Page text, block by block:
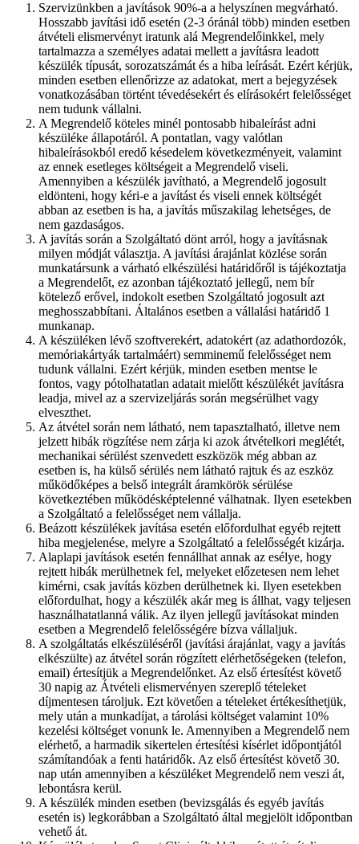
Szervizünkben a javítások 90%-a a helyszínen megvárható.
Hosszabb javítási idő esetén (2-3 óránál több) minden esetben
átvételi elismervényt iratunk alá Megrendelőinkkel, mely
tartalmazza a személyes adatai mellett a javításra leadott
készülék típusát, sorozatszámát és a hiba leírását. Ezért kérjük,
minden esetben ellenőrizze az adatokat, mert a bejegyzések
vonatkozásában történt tévedésekért és elírásokért felelősséget
nem tudunk vállalni.
A Megrendelő köteles minél pontosabb hibaleírást adni
készüléke állapotáról. A pontatlan, vagy valótlan
hibaleírásokból eredő késedelem következményeit, valamint
az ennek esetleges költségeit a Megrendelő viseli.
Amennyiben a készülék javítható, a Megrendelő jogosult
eldönteni, hogy kéri-e a javítást és viseli ennek költségét
abban az esetben is ha, a javítás műszakilag lehetséges, de
nem gazdaságos.
A javítás során a Szolgáltató dönt arról, hogy a javításnak
milyen módját választja. A javítási árajánlat közlése során
munkatársunk a várható elkészülési határidőről is tájékoztatja
a Megrendelőt, ez azonban tájékoztató jellegű, nem bír
kötelező erővel, indokolt esetben Szolgáltató jogosult azt
meghosszabbítani. Általános esetben a vállalási határidő 1
munkanap.
A készüléken lévő szoftverekért, adatokért (az adathordozók,
memóriakártyák tartalmáért) semminemű felelősséget nem
tudunk vállalni. Ezért kérjük, minden esetben mentse le
fontos, vagy pótolhatatlan adatait mielőtt készülékét javításra
leadja, mivel az a szervizeljárás során megsérülhet vagy
elveszthet.
Az átvétel során nem látható, nem tapasztalható, illetve nem
jelzett hibák rögzítése nem zárja ki azok átvételkori meglétét,
mechanikai sérülést szenvedett eszközök még abban az
esetben is, ha külső sérülés nem látható rajtuk és az eszköz
működőképes a belső integrált áramkörök sérülése
következtében működésképtelenné válhatnak. Ilyen esetekben
a Szolgáltató a felelősséget nem vállalja.
Beázott készülékek javítása esetén előfordulhat egyéb rejtett
hiba megjelenése, melyre a Szolgáltató a felelősségét kizárja.
Alaplapi javítások esetén fennállhat annak az esélye, hogy
rejtett hibák merülhetnek fel, melyeket előzetesen nem lehet
kimérni, csak javítás közben derülhetnek ki. Ilyen esetekben
előfordulhat, hogy a készülék akár meg is állhat, vagy teljesen
használhatatlanná válik. Az ilyen jellegű javításokat minden
esetben a Megrendelő felelősségére bízva vállaljuk.
A szolgáltatás elkészüléséről (javítási árajánlat, vagy a javítás
elkészülte) az átvétel során rögzített elérhetőségeken (telefon,
email) értesítjük a Megrendelőnket. Az első értesítést követő
30 napig az Átvételi elismervényen szereplő tételeket
díjmentesen tároljuk. Ezt követően a tételeket értékesíthetjük,
mely után a munkadíjat, a tárolási költséget valamint 10%
kezelési költséget vonunk le. Amennyiben a Megrendelő nem
elérhető, a harmadik sikertelen értesítési kísérlet időpontjától
számítandóak a fenti határidők. Az első értesítést követő 30.
nap után amennyiben a készüléket Megrendelő nem veszi át,
lebontásra kerül.
A készülék minden esetben (bevizsgálás és egyéb javítás
esetén is) legkorábban a Szolgáltató által megjelölt időpontban
vehető át.